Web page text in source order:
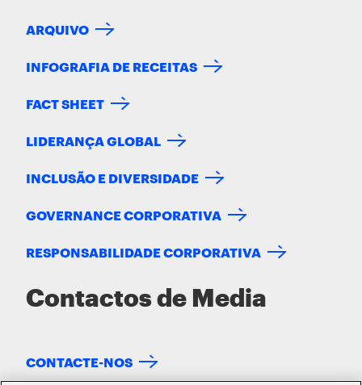
ARQUIVO
INFOGRAFIA DE RECEITAS
FACT SHEET
LIDERANÇA GLOBAL
INCLUSÃO E DIVERSIDADE
GOVERNANCE CORPORATIVA
RESPONSABILIDADE CORPORATIVA
Contactos de Media
CONTACTE-NOS